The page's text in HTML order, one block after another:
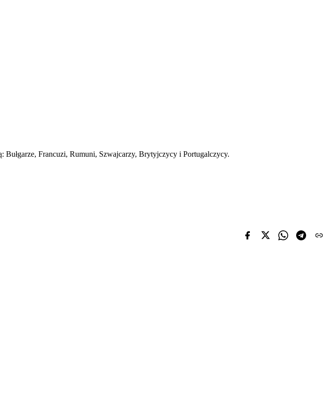
Francuzi, Rumuni, Szwajcarzy, Brytyjczycy i Portugalczycy.